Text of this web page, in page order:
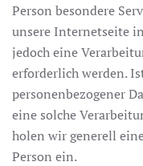
Person besondere
unsere Internetseite
jedoch eine
erforderlich werden.
personenbezogener
eine solche
holen wir generell
Person ein.